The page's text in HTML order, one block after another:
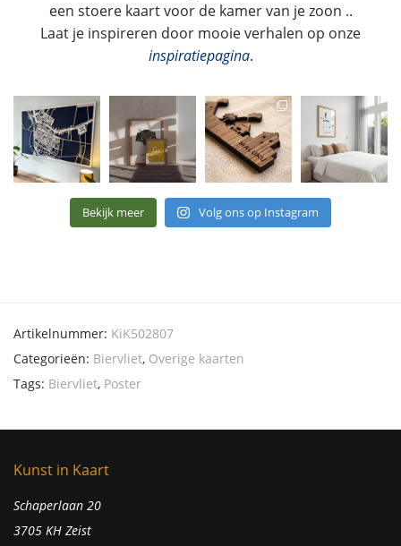
een stoere kaart voor de kamer van je zoon ..
Laat je inspireren door mooie verhalen op onze
inspiratiepagina.
Bekijk meer Volg ons op Instagram
Artikelnummer: KiK502807
Categorieën: Biervliet, Overige kaarten
Tags: Biervliet, Poster
Kunst in Kaart
Schaperlaan 20
3705 KH Zeist